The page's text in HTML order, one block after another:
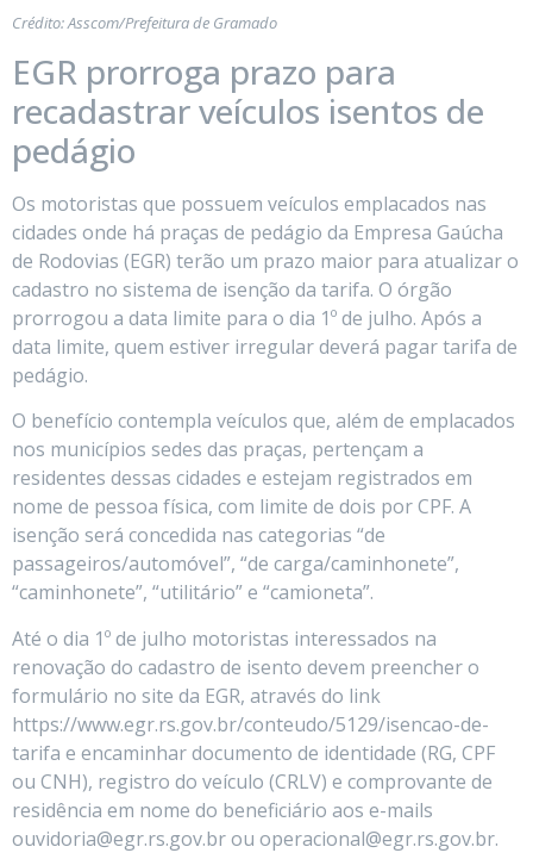
Crédito: Asscom/Prefeitura de Gramado
EGR prorroga prazo para
recadastrar veículos isentos de
pedágio
Os motoristas que possuem veículos emplacados nas
cidades onde há praças de pedágio da Empresa Gaúcha
de Rodovias (EGR) terão um prazo maior para atualizar o
cadastro no sistema de isenção da tarifa. O órgão
prorrogou a data limite para o dia 1º de julho. Após a
data limite, quem estiver irregular deverá pagar tarifa de
pedágio.
O benefício contempla veículos que, além de emplacados
nos municípios sedes das praças, pertençam a
residentes dessas cidades e estejam registrados em
nome de pessoa física, com limite de dois por CPF. A
isenção será concedida nas categorias “de
passageiros/automóvel”, “de carga/caminhonete”,
“caminhonete”, “utilitário” e “camioneta”.
Até o dia 1º de julho motoristas interessados na
renovação do cadastro de isento devem preencher o
formulário no site da EGR, através do link
https://www.egr.rs.gov.br/conteudo/5129/isencao-de-
tarifa e encaminhar documento de identidade (RG, CPF
ou CNH), registro do veículo (CRLV) e comprovante de
residência em nome do beneficiário aos e-mails
ouvidoria@egr.rs.gov.br ou operacional@egr.rs.gov.br.